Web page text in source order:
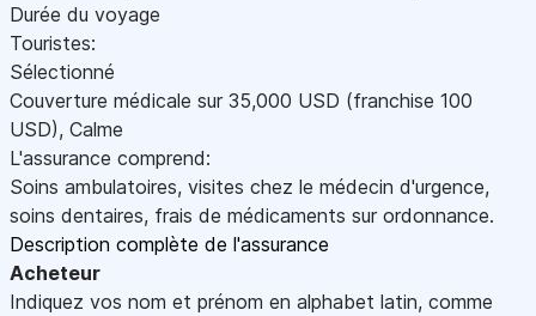
Durée du voyage
Touristes:
Sélectionné
Couverture médicale sur 35,000 USD (franchise 100
USD), Calme
L'assurance comprend:
Soins ambulatoires, visites chez le médecin d'urgence,
soins dentaires, frais de médicaments sur ordonnance.
Description complète de l'assurance
Acheteur
Indiquez vos nom et prénom en alphabet latin, comme